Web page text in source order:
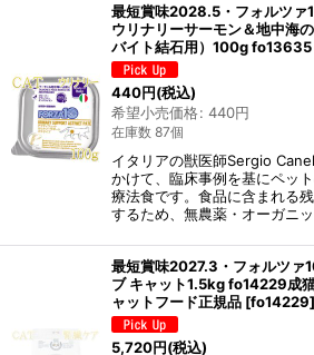
最短賞味2028.5・フォルツァ
ウリナリーサーモン＆地中海
バイト結石用）100g fo13635
440円(税込)
希望小売価格: 440円
在庫数 87個
イタリアの獣医師Sergio
かけて、臨床事例を基にペッ
療法食です。食品に含まれる
するため、無農薬・オーガニ
最短賞味2027.3・フォルツァ
ブ キャット1.5kg fo14229成
ャットフード正規品 [fo14229]
5,720円(税込)